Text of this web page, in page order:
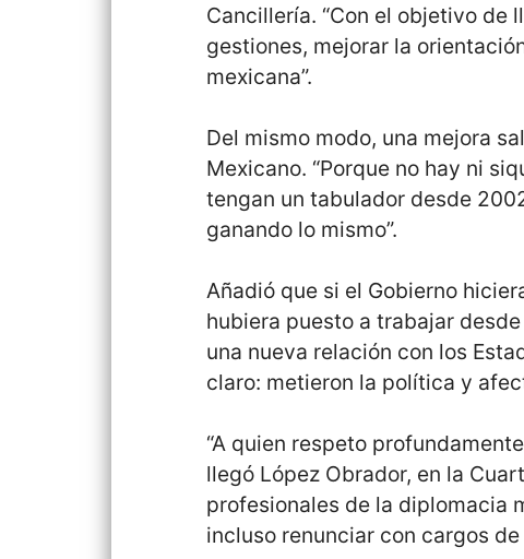
Cancillería. “Con el objetivo de
gestiones, mejorar la
mexicana”.
Del mismo modo, una mejora
Mexicano. “Porque no hay ni
tengan un tabulador desde
ganando lo mismo”.
Añadió que si el Gobierno
hubiera puesto a trabajar
una nueva relación con los
claro: metieron la política y
“A quien respeto
llegó López Obrador, en la
profesionales de la diplomacia
incluso renunciar con cargos